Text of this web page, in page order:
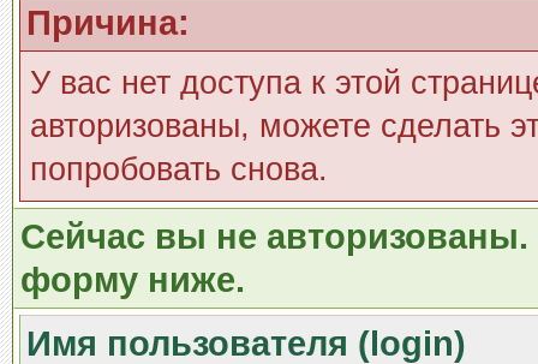
Причина:
У вас нет доступа к этой
авторизованы, можете сделать
попробовать снова.
Сейчас вы не авторизованы.
форму ниже.
Имя пользователя (login)